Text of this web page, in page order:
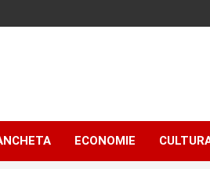
ECONOMIE